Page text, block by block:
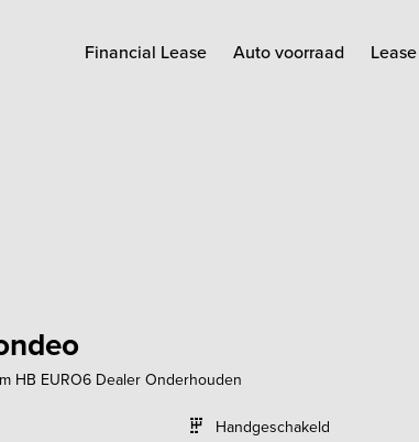
Financial Lease Auto voorraad
HB EURO6 Dealer Onderhouden
Handgeschakeld